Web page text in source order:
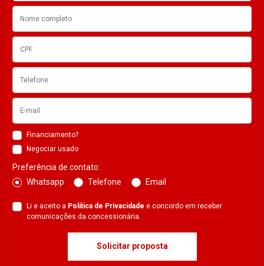
Financiamento?
Negociar usado
Preferência de contato:
Whatsapp
Telefone Email
Li e aceito a Política de Privacidade e concordo em receber
comunicações da concessionária.
Solicitar proposta